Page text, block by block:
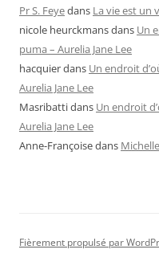
Pr S. Feyedans La vie est un
nicole heurckmansdans Un
puma – Aurelia Jane Lee
hacquierdans Un endroit
Aurelia Jane Lee
Masribattidans Un endroit
Aurelia Jane Lee
Anne-Françoisedans
Fièrement propulsé par